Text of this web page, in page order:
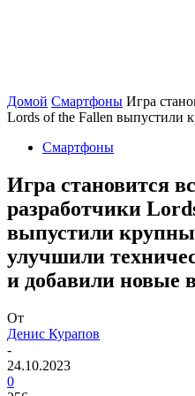
Домой Смартфоны Игра
Lords of the Fallen выпустили
Смартфоны
Игра становится
разработчики
выпустили
улучшили
и добавили новые
От
Денис Курапов
-
24.10.2023
0